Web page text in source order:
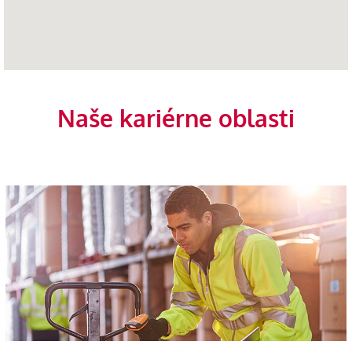
Naše kariérne oblasti